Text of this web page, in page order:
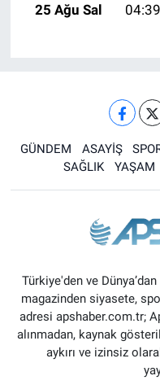
25 Ağu Sal
04:39
GÜNDEM ASAYİŞ
SAĞLIK
YAŞAM
Türkiye'den ve
magazinden siyasete,
adresi apshaber.com.tr;
alınmadan, kaynak
aykırı ve izinsiz